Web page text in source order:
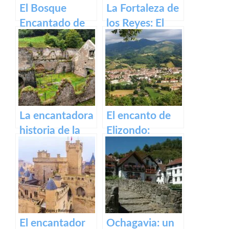
El Bosque
Encantado de
Irati
La Fortaleza de
los Reyes: El
Castillo de Olite
La encantadora
historia de la
antigua fábrica
de Orbaizeta
El encanto de
Elizondo:
Descubre la
belleza de este
pueblo.
El encantador Ochagavia: un